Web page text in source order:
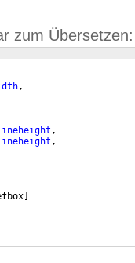
zum Übersetzen:
,
,
,